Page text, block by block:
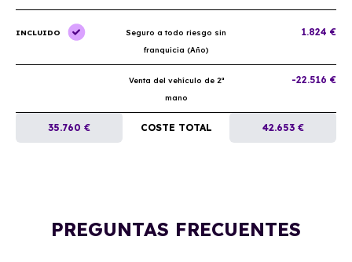
INCLUIDO
Seguro a todo riesgo sin
franquicia (Año)
1.824 €
Venta del vehículo de 2ª
mano
-22.516 €
35.760 € COSTE TOTAL 42.653 €
PREGUNTAS FRECUENTES